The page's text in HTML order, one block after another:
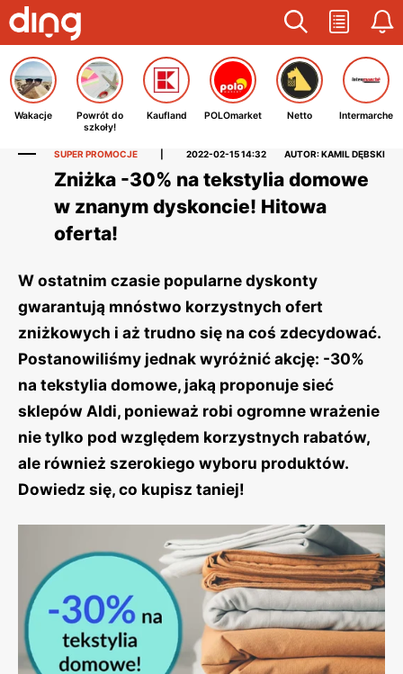
Wakacje
Powrót do
szkoły!
Kaufland POLOmarket Netto Intermarche
SUPER PROMOCJE 2022-02-15 14:32 AUTOR: KAMIL DĘBSKI
Zniżka -30% na tekstylia domowe
w znanym dyskoncie! Hitowa
oferta!
W ostatnim czasie popularne dyskonty
gwarantują mnóstwo korzystnych ofert
zniżkowych i aż trudno się na coś zdecydować.
Postanowiliśmy jednak wyróżnić akcję: -30%
na tekstylia domowe, jaką proponuje sieć
sklepów Aldi, ponieważ robi ogromne wrażenie
nie tylko pod względem korzystnych rabatów,
ale również szerokiego wyboru produktów.
Dowiedz się, co kupisz taniej!